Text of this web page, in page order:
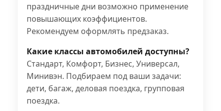
праздничные дни возможно применение
повышающих коэффициентов.
Рекомендуем оформлять предзаказ.
Какие классы автомобилей доступны?
Стандарт, Комфорт, Бизнес, Универсал,
Минивэн. Подбираем под ваши задачи:
дети, багаж, деловая поездка, групповая
поездка.